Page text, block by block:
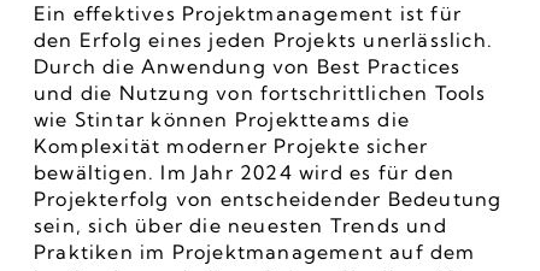
Ein effektives Projektmanagement ist für
den Erfolg eines jeden Projekts unerlässlich.
Durch die Anwendung von Best Practices
und die Nutzung von fortschrittlichen Tools
wie Stintar können Projektteams die
Komplexität moderner Projekte sicher
bewältigen. Im Jahr 2024 wird es für den
Projekterfolg von entscheidender Bedeutung
sein, sich über die neuesten Trends und
Praktiken im Projektmanagement auf dem